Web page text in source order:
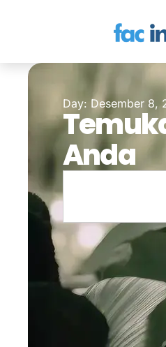
Day: Desember 8,
Anda